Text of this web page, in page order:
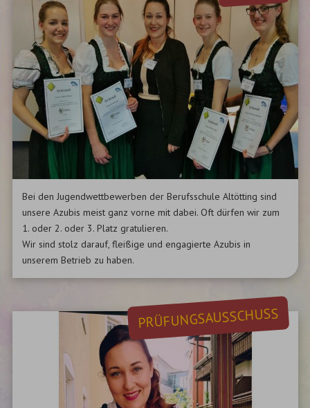
Bei den Jugendwettbewerben der Berufsschule Altötting sind
unsere Azubis meist ganz vorne mit dabei. Oft dürfen wir zum
1. oder 2. oder 3. Platz gratulieren.
Wir sind stolz darauf, fleißige und engagierte Azubis in
unserem Betrieb zu haben.
PRÜFUNGSAUSSCHUSS